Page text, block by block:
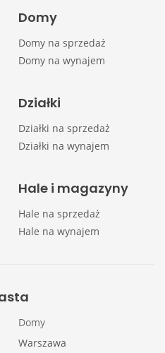
Domy
Domy na sprzedaż
Domy na wynajem
Działki
Działki na sprzedaż
Działki na wynajem
Hale i magazyny
Hale na sprzedaż
Hale na wynajem
Domy
Warszawa